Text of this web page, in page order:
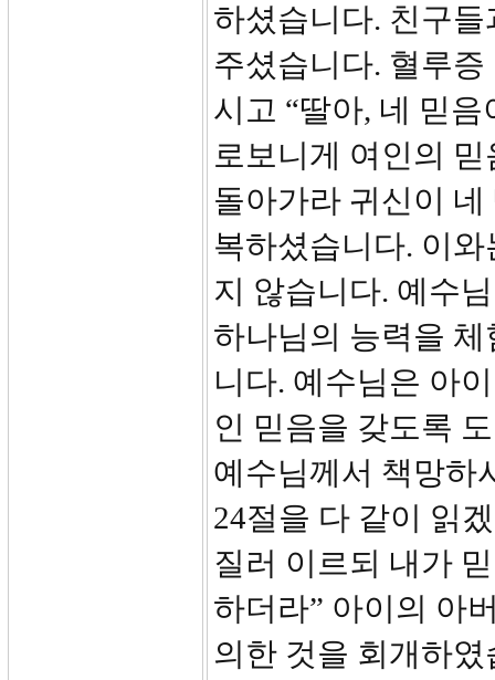
하셨습니다. 친구
주셨습니다. 혈루증
시고 “딸아, 네 믿
로보니게 여인의
돌아가라 귀신이
복하셨습니다. 이
지 않습니다. 예수
하나님의 능력을
니다. 예수님은 아
인 믿음을 갖도록
예수님께서 책망하
24절을 다 같이 읽
질러 이르되 내가
하더라” 아이의 아
의한 것을 회개하